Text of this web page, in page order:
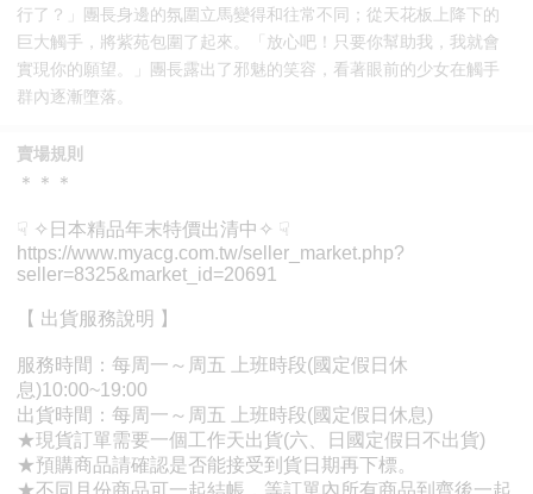
行了？」團長身邊的氛圍立馬變得和往常不同；從天花板上降下的
巨大觸手，將紫苑包圍了起來。「放心吧！只要你幫助我，我就會
實現你的願望。」團長露出了邪魅的笑容，看著眼前的少女在觸手
群內逐漸墮落。
賣場規則